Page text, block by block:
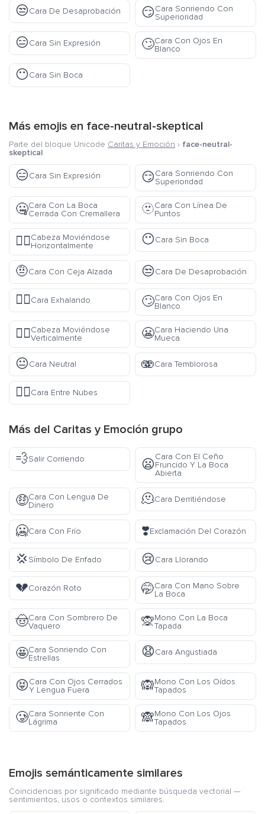
😒Cara De Desaprobación 😏Cara Sonriendo Con
Superioridad
😑Cara Sin Expresión 🙄Cara Con Ojos En
Blanco
😶Cara Sin Boca
Más emojis en face-neutral-skeptical
Parte del bloque Unicode Caritas y Emoción › face-neutral-
skeptical
😑Cara Sin Expresión 😏Cara Sonriendo Con
Superioridad
🤐Cara Con La Boca
Cerrada Con Cremallera
🫥Cara Con Línea De
Puntos
🙂‍↔️Cabeza Moviéndose
Horizontalmente
😶Cara Sin Boca
🤨Cara Con Ceja Alzada 😒Cara De Desaprobación
😮‍💨Cara Exhalando 🙄Cara Con Ojos En
Blanco
🙂‍↕️Cabeza Moviéndose
Verticalmente
😬Cara Haciendo Una
Mueca
😐Cara Neutral 🫨Cara Temblorosa
😶‍🌫️Cara Entre Nubes
Más del Caritas y Emoción grupo
💨Salir Corriendo 😦
Cara Con El Ceño
Fruncido Y La Boca
Abierta
🤑Cara Con Lengua De
Dinero
🫠Cara Derritiéndose
🥶Cara Con Frío ❣️Exclamación Del Corazón
💢Símbolo De Enfado 😢Cara Llorando
💔Corazón Roto 🤭Cara Con Mano Sobre
La Boca
🤠Cara Con Sombrero De
Vaquero
🙊Mono Con La Boca
Tapada
🤩Cara Sonriendo Con
Estrellas
😧Cara Angustiada
😝Cara Con Ojos Cerrados
Y Lengua Fuera
🙉Mono Con Los Oídos
Tapados
🥲Cara Sonriente Con
Lágrima
🙈Mono Con Los Ojos
Tapados
Emojis semánticamente similares
Coincidencias por significado mediante búsqueda vectorial —
sentimientos, usos o contextos similares.